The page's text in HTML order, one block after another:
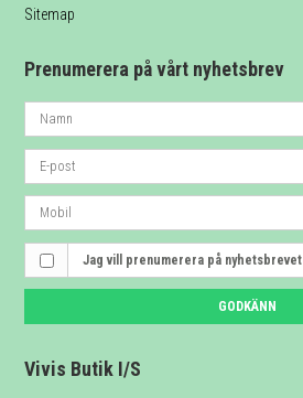
Sitemap
Prenumerera på vårt nyhetsbrev
Jag vill prenumerera på nyhetsbrevet
GODKÄNN
Vivis Butik I/S